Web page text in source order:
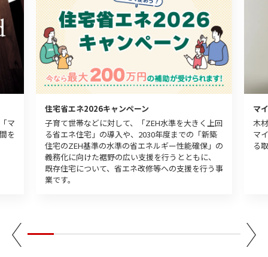
マ
を
住宅省エネ2026キャンペーン
子育て世帯などに対して、「ZEH水準を大きく上回
る省エネ住宅」の導入や、2030年度までの「新築
住宅のZEH基準の水準の省エネルギー性能確保」の
義務化に向けた裾野の広い支援を行うとともに、
既存住宅について、省エネ改修等への支援を行う事
業です。
マ
木
マ
る